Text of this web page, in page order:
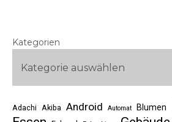
Kategorien
Adachi Akiba Android Automat Blumen